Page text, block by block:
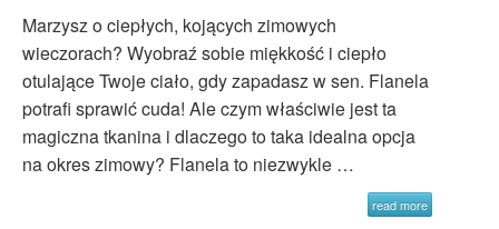
Marzysz o ciepłych, kojących zimowych
wieczorach? Wyobraź sobie miękkość i ciepło
otulające Twoje ciało, gdy zapadasz w sen. Flanela
potrafi sprawić cuda! Ale czym właściwie jest ta
magiczna tkanina i dlaczego to taka idealna opcja
na okres zimowy? Flanela to niezwykle …
read more